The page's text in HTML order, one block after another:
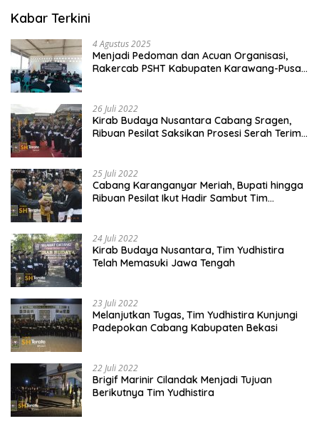
Kabar Terkini
4 Agustus 2025
Menjadi Pedoman dan Acuan Organisasi,
Rakercab PSHT Kabupaten Karawang-Pusat
26 Juli 2022
Kirab Budaya Nusantara Cabang Sragen,
Ribuan Pesilat Saksikan Prosesi Serah Terima
25 Juli 2022
Cabang Karanganyar Meriah, Bupati hingga
Ribuan Pesilat Ikut Hadir Sambut Tim
24 Juli 2022
Kirab Budaya Nusantara, Tim Yudhistira
Telah Memasuki Jawa Tengah
23 Juli 2022
Melanjutkan Tugas, Tim Yudhistira Kunjungi
Padepokan Cabang Kabupaten Bekasi
22 Juli 2022
Brigif Marinir Cilandak Menjadi Tujuan
Berikutnya Tim Yudhistira